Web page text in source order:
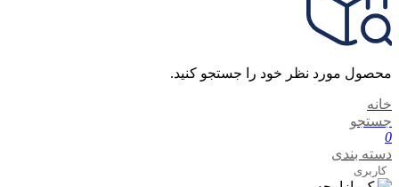
محصول مورد نظر خود را جستجو کنید.
خانه
جستجو
0
دسته بندی
کاربری